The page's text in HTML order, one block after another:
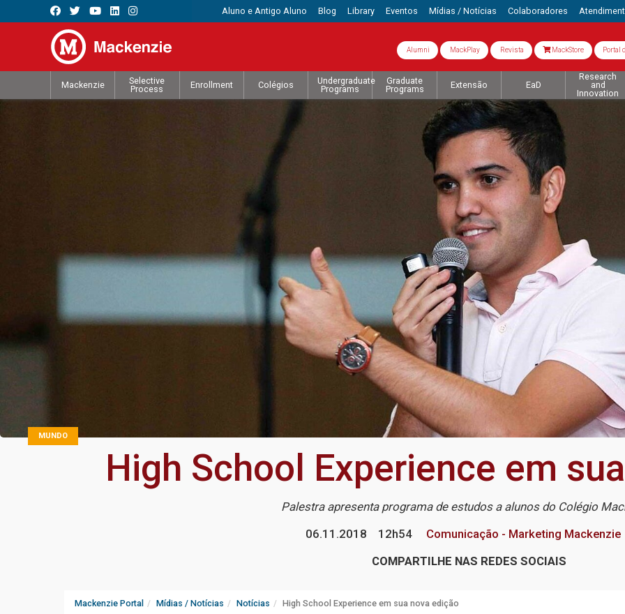
Aluno e Antigo Aluno Blog Library Eventos Mídias / Notícias Colaboradores
Alumni MackPlay Revista MackStore Portal
Mackenzie
Selective
Process
Enrollment Colégios
Undergraduate
Programs
Graduate
Programs
Extensão EaD
Research
and
Innovation
MUNDO
High School Experience em
Palestra apresenta programa de estudos a alunos do Colégio
06.11.2018
12h54
Comunicação - Marketing Mackenzie
COMPARTILHE NAS REDES SOCIAIS
Mackenzie Portal Mídias / Notícias Notícias High School Experience em sua nova edição